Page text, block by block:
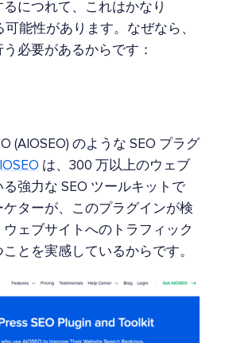
につれて、これはかなり
能性があります。なぜなら、
必要があるからです：
(AIOSEO) のような SEO プラグ
は、300 万以上のウェブ
強力な SEO ツールキットで
ターが、このプラグインが検
ェブサイトへのトラフィック
とを実感しているからです。